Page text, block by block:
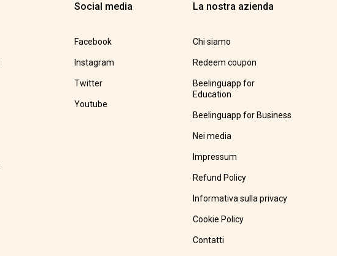
Social media
Facebook
Instagram
Twitter
Youtube
La nostra azienda
Chi siamo
Redeem coupon
Beelinguapp for
Education
Beelinguapp for Business
Nei media
Impressum
Refund Policy
Informativa sulla privacy
Cookie Policy
Contatti